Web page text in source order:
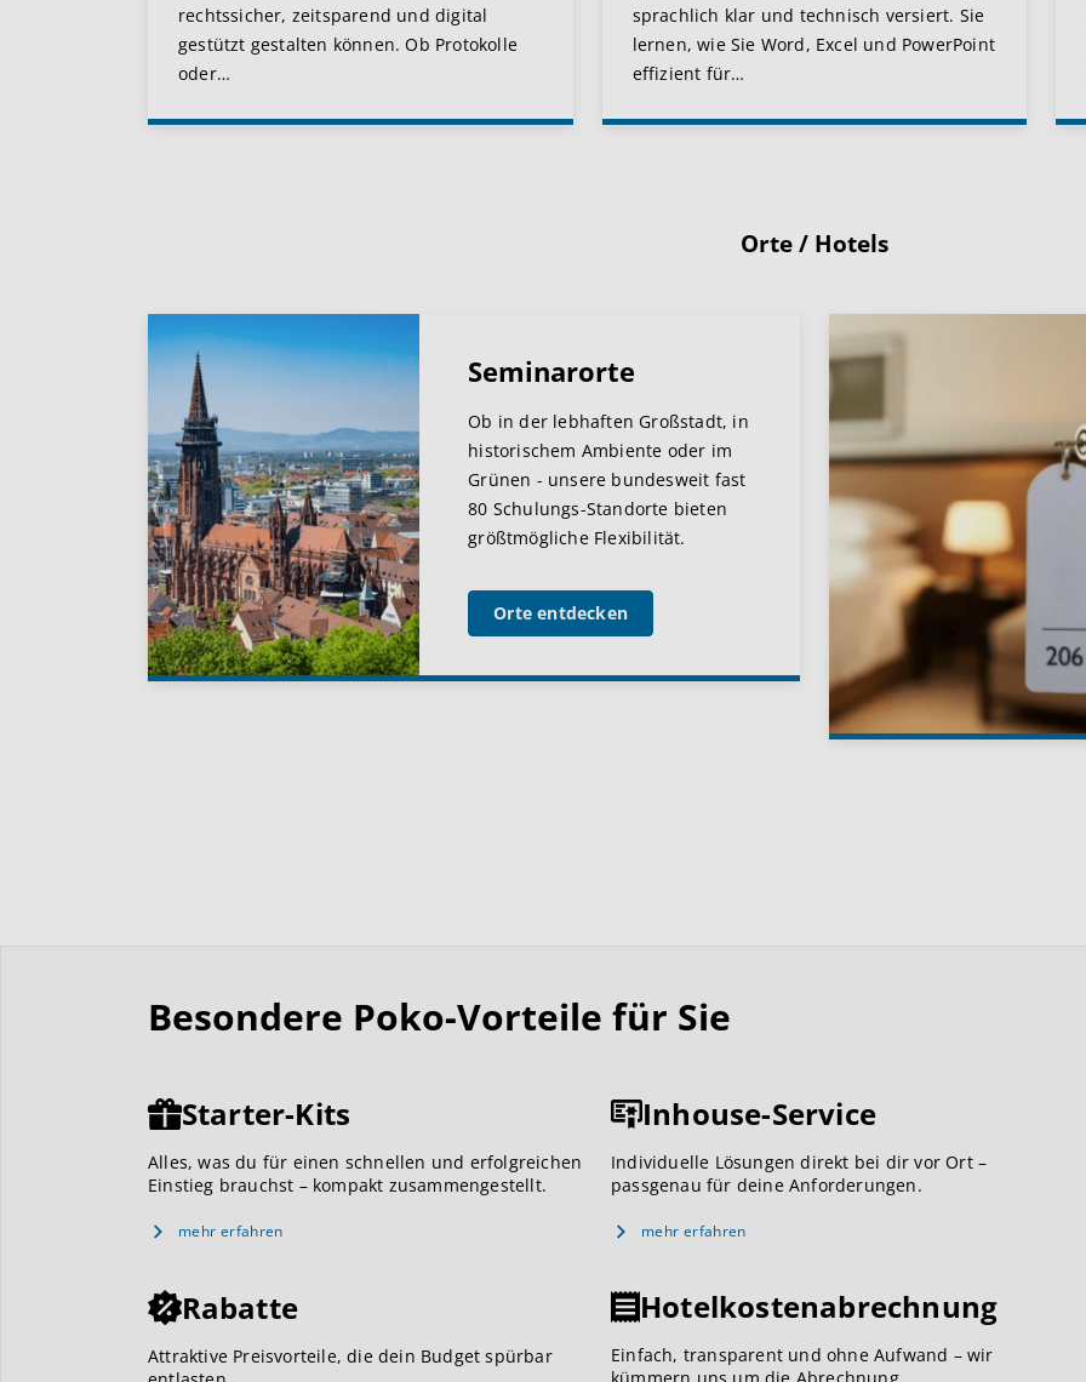
rechtssicher, zeitsparend und digital
gestützt gestalten können. Ob Protokolle
oder…
sprachlich klar und technisch versiert. Sie
lernen, wie Sie Word, Excel und PowerPoint
effizient für…
Orte / Hotels
Seminarorte
Ob in der lebhaften Großstadt, in
historischem Ambiente oder im
Grünen - unsere bundesweit fast
80 Schulungs-Standorte bieten
größtmögliche Flexibilität.
Orte entdecken
Besondere Poko-Vorteile für Sie
Starter-Kits
Alles, was du für einen schnellen und erfolgreichen
Einstieg brauchst – kompakt zusammengestellt.
mehr erfahren
Inhouse-Service
Individuelle Lösungen direkt bei dir vor Ort –
passgenau für deine Anforderungen.
mehr erfahren
Rabatte
Attraktive Preisvorteile, die dein Budget spürbar
Hotelkostenabrechnung
Einfach, transparent und ohne Aufwand – wir